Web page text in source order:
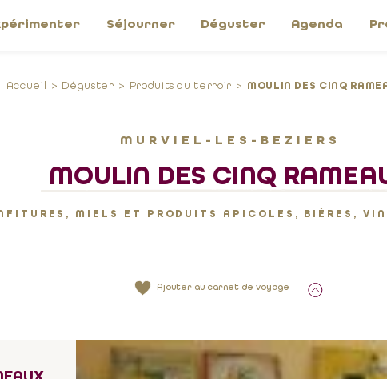
Séjourner Déguster Agenda
Accueil Déguster Produits du terroir MOULIN DES CINQ
MURVIEL-LES-BEZIERS
MOULIN DES CINQ
MIELS ET PRODUITS APICOLES, BIÈRES,
Ajouter au carnet de voyage